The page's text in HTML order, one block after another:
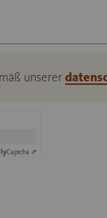
unserer
Captcha ⇗